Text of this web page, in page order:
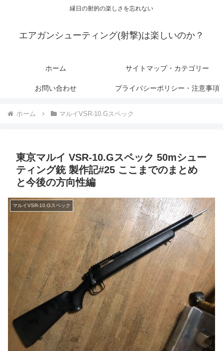
縁日の射的の楽しさを忘れない
エアガンシューティング(射撃)は楽しいのか？
ホーム サイトマップ・カテゴリー
お問い合わせ プライバシーポリシー・注意事項
ホーム マルイVSR-10.Gスペック
東京マルイ VSR-10.Gスペック 50mシュー
ティング銃 製作記#25 ここまでのまとめ
と今後の方向性編
マルイVSR-10.Gスペック